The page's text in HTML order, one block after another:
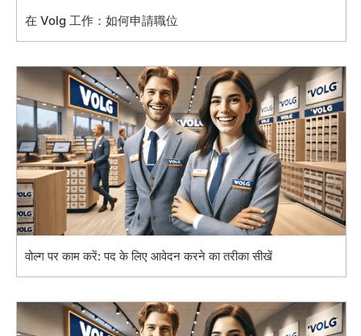
在 Volg 工作：如何申請職位
वोल्ग पर काम करें: पद के लिए आवेदन करने का तरीका सीखें